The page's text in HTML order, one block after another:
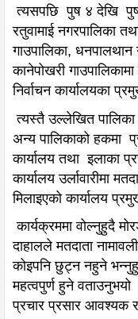
त्यसपछि पुष ४ देखि
रतुवामाई नगरपालिका
गाउपालिका, धनपालथान
कानेपोखरी
निर्वाचन कार्यालयका
त्यस्तै उल्लेखित पालिका
अन्य पालिकाको हकमा
कार्यालय तथा इलाका
कार्यालय उर्लावारीमा
मिलाइएको कार्यालय
कार्यक्रममा वोल्नुहुदै
दाहालले मतदाता
कोइपनि छुट्न नहुने
महत्वपुर्ण हुने वताउनुभयो
प्रचार प्रसार आवश्यक